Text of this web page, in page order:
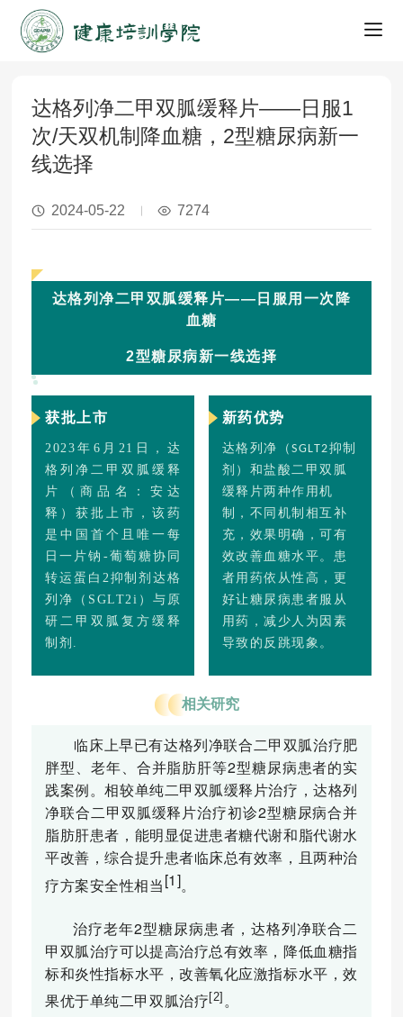
达格列净二甲双胍缓释片——日服1
次/天双机制降血糖，2型糖尿病新一
线选择
2024-05-22 7274
达格列净二甲双胍缓释片—— 日服用一次降
血糖
2型糖尿病新一线选择
获批上市
2023年6月21日，达
格列净二甲双胍缓释
片（商品名：安达
释）获批上市，该药
是中国首个且唯一每
日一片钠-葡萄糖协同
转运蛋白2抑制剂达格
列净（SGLT2i）与原
研二甲双胍复方缓释
制剂.
新药优势
达格列净（SGLT2抑制
剂） 和盐酸二甲双胍
缓释片两种作用机
制，不同机制相互补
充，效果明确，可有
效改善血糖水平。患
者用药依从性高，更
好让糖尿病患者服从
用药，减少人为因素
导致的反跳现象。
相关研究
临床上早已有达格列净联合二甲双胍治疗肥
胖型、老年、合并脂肪肝等2型糖尿病患者的实
践案例。相较单纯二甲双胍缓释片治疗，达格列
净联合二甲双胍缓释片治疗初诊2型糖尿病合并
脂肪肝患者，能明显促进患者糖代谢和脂代谢水
平改善，综合提升患者临床总有效率，且两种治
疗方案安全性相当[1]。
治疗老年2型糖尿病患者，达格列净联合二
甲双胍治疗可以提高治疗总有效率，降低血糖指
标和炎性指标水平，改善氧化应激指标水平，效
果优于单纯二甲双胍治疗[2] 。